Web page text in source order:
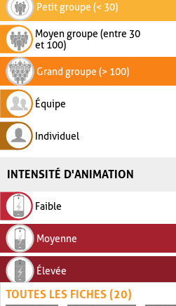
Petit groupe (< 30)
Moyen groupe (entre 30
et 100)
Grand groupe (> 100)
Équipe
Individuel
INTENSITÉ D'ANIMATION
Faible
Moyenne
Élevée
TOUTES LES FICHES (20)